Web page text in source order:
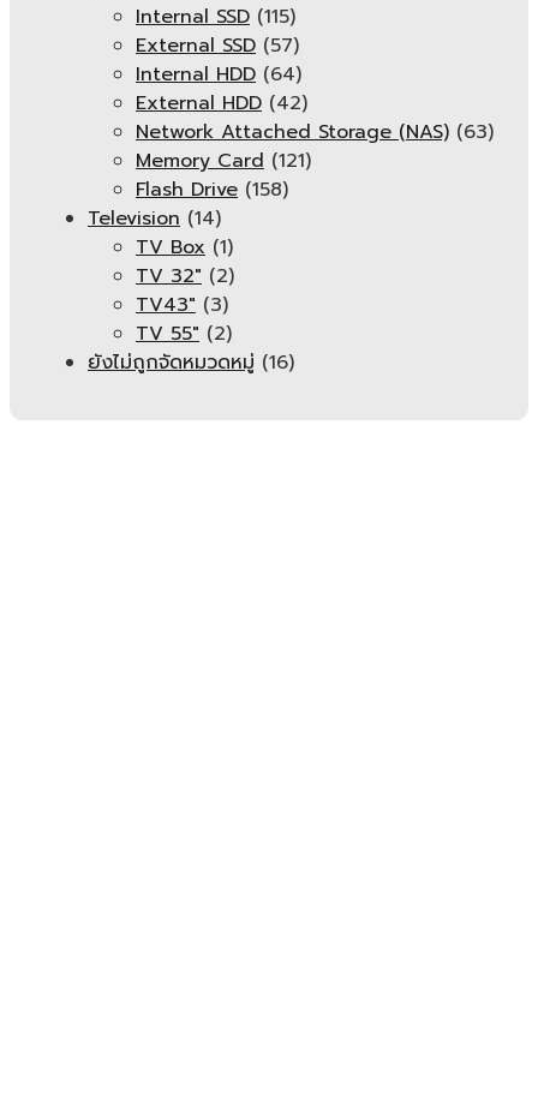
Internal SSD (115)
External SSD (57)
Internal HDD (64)
External HDD (42)
Network Attached Storage (NAS) (63)
Memory Card (121)
Flash Drive (158)
Television (14)
TV Box (1)
TV 32" (2)
TV43" (3)
TV 55" (2)
ยังไม่ถูกจัดหมวดหมู่ (16)